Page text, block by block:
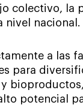
colectivo, la
nacional.
a las
para
potencial